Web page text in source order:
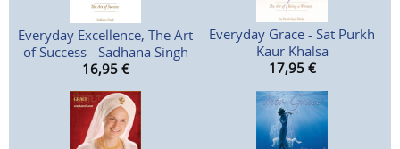
Everyday Excellence, The Art
of Success - Sadhana Singh
16,95 €
Everyday Grace - Sat Purkh
Kaur Khalsa
17,95 €